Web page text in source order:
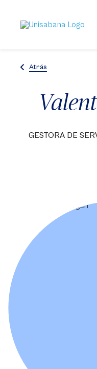
contenido
principal
Atrás
GESTORA DE